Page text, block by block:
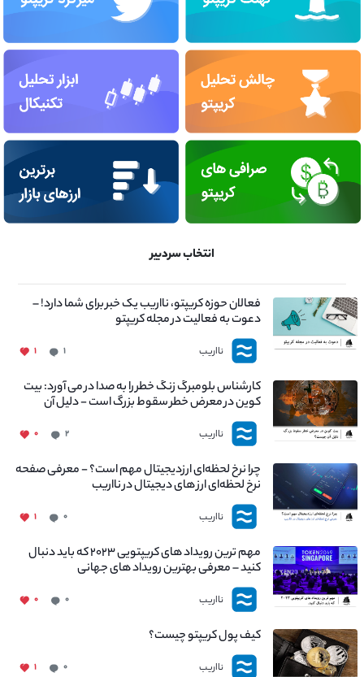
انتخاب سردبیر
فعالان حوزه کریپتو، نااریب یک خبر برای شما دارد! –
دعوت به فعالیت در مجله کریپتو
نااریب ۱ ۱
کارشناس بلومبرگ زنگ خطر را به صدا در می آورد: بیت
کوین در معرض خطر سقوط بزرگ است - دلیل آن
چیست؟
نااریب ۲ ۰
چرا نرخ لحظه‌ای ارزدیجیتال مهم است؟ - معرفی صفحه
نرخ لحظه‌ای ارز های دیجیتال در نااریب
نااریب ۰ ۱
مهم ترین رویداد های کریپتویی ۲۰۲۳ که باید دنبال
کنید – معرفی بهترین رویداد های جهانی
نااریب ۰ ۰
کیف پول کریپتو چیست؟
نااریب ۰ ۱